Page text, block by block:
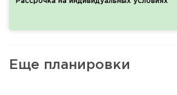
Еще планировки